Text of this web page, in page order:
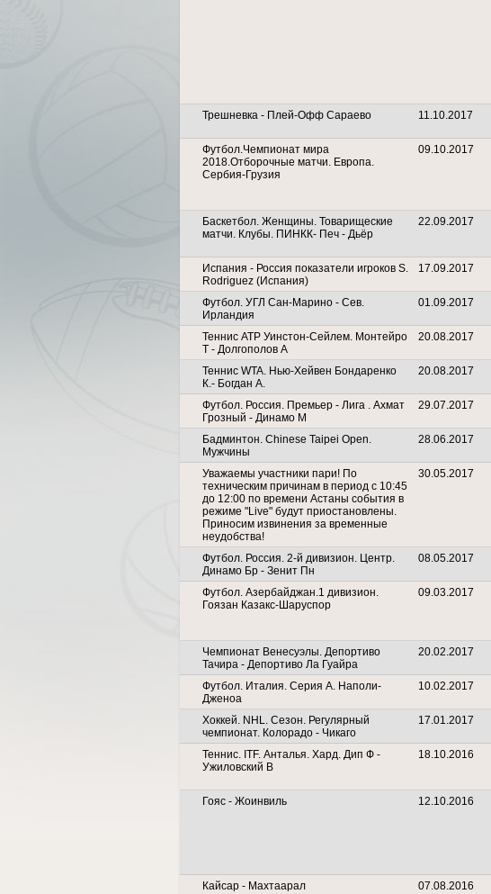
Трешневка - Плей-Офф Сараево 11.10.2017
Футбол.Чемпионат мира
2018.Отборочные матчи. Европа.
Сербия-Грузия
09.10.2017
Баскетбол. Женщины. Товарищеские
матчи. Клубы. ПИНКК- Печ - Дьёр
22.09.2017
Испания - Россия показатели игроков S.
Rodriguez (Испания)
17.09.2017
Футбол. УГЛ Сан-Марино - Сев.
Ирландия
01.09.2017
Теннис АТР Уинстон-Сейлем. Монтейро
Т - Долгополов А
20.08.2017
Теннис WTA. Нью-Хейвен Бондаренко
К.- Богдан А.
20.08.2017
Футбол. Россия. Премьер - Лига . Ахмат
Грозный - Динамо М
29.07.2017
Бадминтон. Chinese Taipei Open.
Мужчины
28.06.2017
Уважаемы участники пари! По
техническим причинам в период с 10:45
до 12:00 по времени Астаны события в
режиме "Live" будут приостановлены.
Приносим извинения за временные
неудобства!
30.05.2017
Футбол. Россия. 2-й дивизион. Центр.
Динамо Бр - Зенит Пн
08.05.2017
Футбол. Азербайджан.1 дивизион.
Гоязан Казакс-Шаруспор
09.03.2017
Чемпионат Венесуэлы. Депортиво
Тачира - Депортиво Ла Гуайра
20.02.2017
Футбол. Италия. Серия А. Наполи-
Дженоа
10.02.2017
Хоккей. NHL. Сезон. Регулярный
чемпионат. Колорадо - Чикаго
17.01.2017
Теннис. ITF. Анталья. Хард. Дип Ф -
Ужиловский В
18.10.2016
Гояс - Жоинвиль
12.10.2016
Кайсар - Махтаарал 07.08.2016